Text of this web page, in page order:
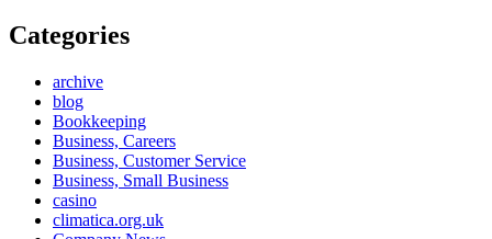
Categories
archive
blog
Bookkeeping
Business, Careers
Business, Customer Service
Business, Small Business
casino
climatica.org.uk